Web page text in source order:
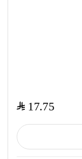
17.75
$